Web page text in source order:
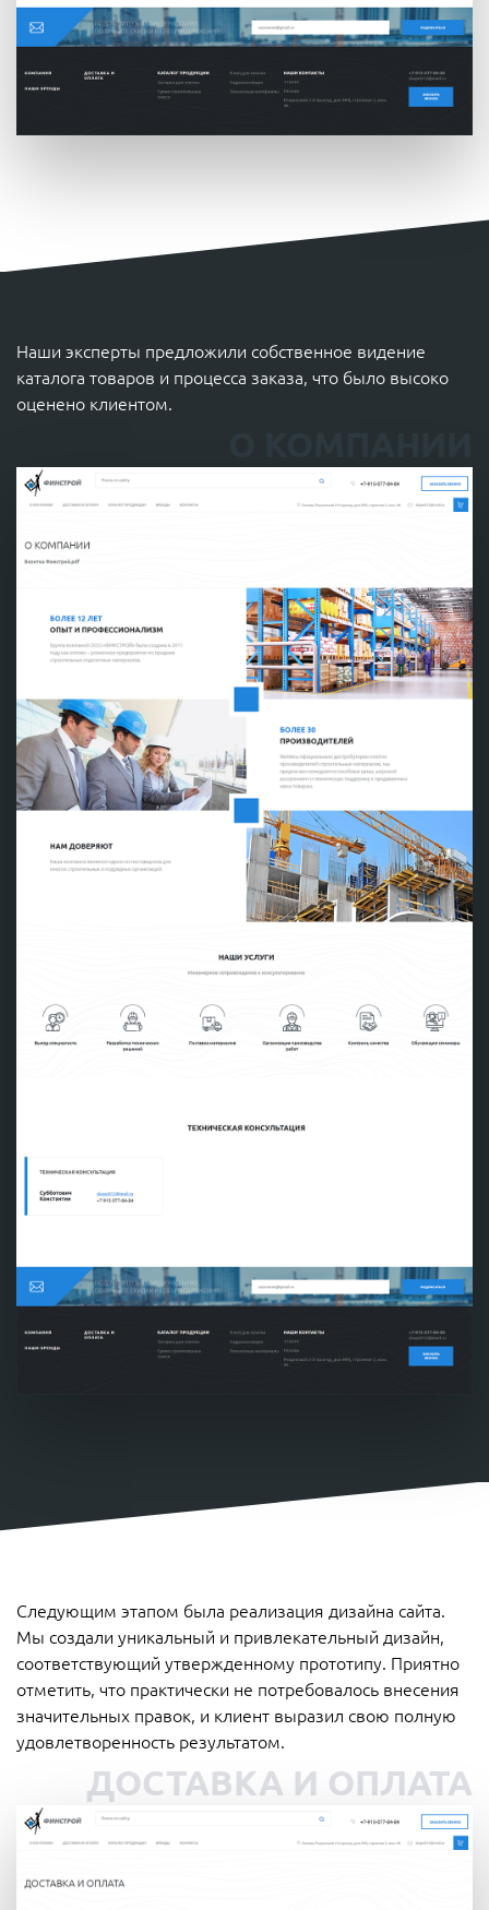
Наши эксперты предложили собственное видение
каталога товаров и процесса заказа, что было высоко
оценено клиентом.
Следующим этапом была реализация дизайна сайта.
Мы создали уникальный и привлекательный дизайн,
соответствующий утвержденному прототипу. Приятно
отметить, что практически не потребовалось внесения
значительных правок, и клиент выразил свою полную
удовлетворенность результатом.
ДОСТАВКА И ОПЛАТА